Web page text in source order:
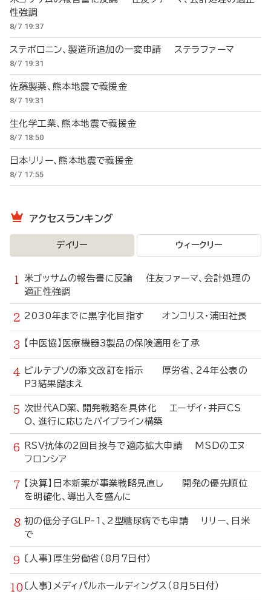
性強調
8/7 19:37
ステボロニン、製造所追加の一変申請 ステラファーマ
8/7 19:31
佐藤製薬、熊本地震で義援金
8/7 19:31
生化学工業、熊本地震で義援金
8/7 18:50
日本リリー、熊本地震で義援金
8/7 17:55
アクセスランキング
デイリー ウィークリー
米ゴッサムの報告書に反論 住友ファーマ、会計処理の
適正性強調
2030年までに黒字化目指す オンコリス・浦田社長
【中医協】医療機器3製品の保険適用を了承
ビルテプソの添文改訂を指示 厚労省、24年公表の
P3結果踏まえ
次世代AD薬、開発戦略を具体化 エーザイ・井戸CS
O、進行に応じたパイプライン構築
RSV抗体の2回目投与で適応拡大申請 MSDのエヌ
フロンシア
【決算】日本新薬が事業戦略見直し 開発の優先順位
を明確化、導出入を盛んに
初の低分子GLP-1、2型糖尿病でも申請 リリー、日米
で
〔人事〕厚生労働省（8月7日付）
〔人事〕メディパルホールディングス（8月5日付）